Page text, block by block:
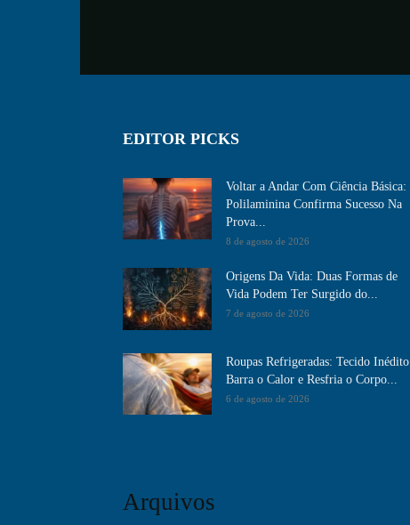
EDITOR PICKS
Voltar a Andar Com Ciência Básica:
Polilaminina Confirma Sucesso Na
Prova...
8 de agosto de 2026
Origens Da Vida: Duas Formas de
Vida Podem Ter Surgido do...
7 de agosto de 2026
Roupas Refrigeradas: Tecido Inédito
Barra o Calor e Resfria o Corpo...
6 de agosto de 2026
Arquivos